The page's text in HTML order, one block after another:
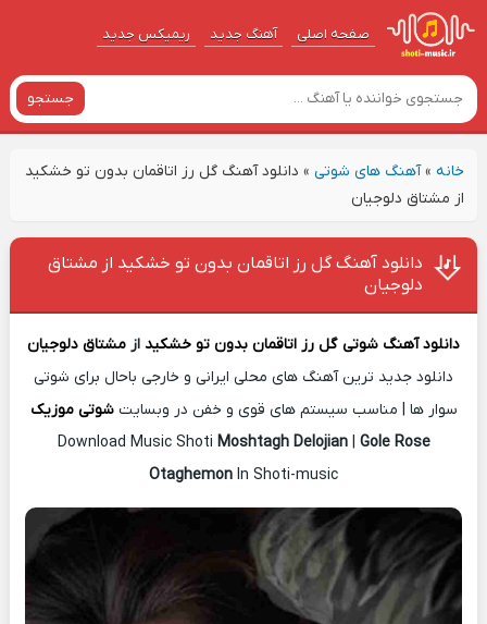
صفحه اصلی آهنگ‌ جدید ریمیکس جدید
جستجو
خانه»آهنگ های شوتی» دانلود آهنگ گل رز اتاقمان بدون تو خشکید
از مشتاق دلوجیان
دانلود آهنگ گل رز اتاقمان بدون تو خشکید از مشتاق
دلوجیان
دانلود آهنگ شوتی گل رز اتاقمان بدون تو خشکید از مشتاق دلوجیان
دانلود جدید ترین آهنگ های محلی ایرانی و خارجی باحال برای شوتی
سوار ها | مناسب سیستم های قوی و خفن در وبسایتشوتی موزیک
Download Music Shoti Moshtagh Delojian| Gole Rose
Otaghemon In Shoti-music